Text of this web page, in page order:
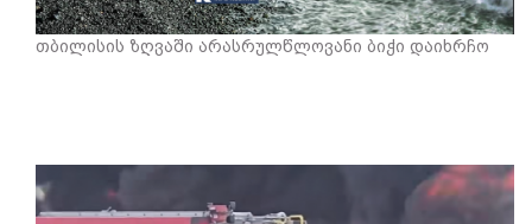
თბილისის ზღვაში არასრულწლოვანი ბიჭი დაიხრჩო